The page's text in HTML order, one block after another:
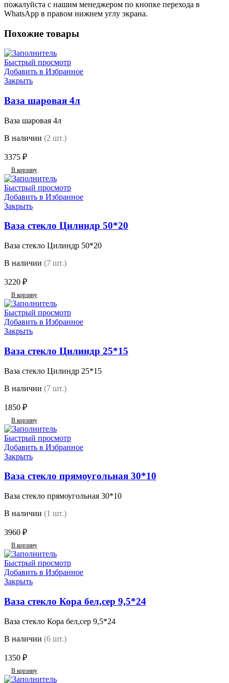
пожалуйста с нашим менеджером по кнопке перехода в
WhatsApp в правом нижнем углу экрана.
Похожие товары
Быстрый просмотр
Добавить в Избранное
Закрыть
Ваза шаровая 4л
Ваза шаровая 4л
В наличии (2 шт.)
3375 ₽
В корзину
Быстрый просмотр
Добавить в Избранное
Закрыть
Ваза стекло Цилиндр 50*20
Ваза стекло Цилиндр 50*20
В наличии (7 шт.)
3220 ₽
В корзину
Быстрый просмотр
Добавить в Избранное
Закрыть
Ваза стекло Цилиндр 25*15
Ваза стекло Цилиндр 25*15
В наличии (7 шт.)
1850 ₽
В корзину
Быстрый просмотр
Добавить в Избранное
Закрыть
Ваза стекло прямоугольная 30*10
Ваза стекло прямоугольная 30*10
В наличии (1 шт.)
3960 ₽
В корзину
Быстрый просмотр
Добавить в Избранное
Закрыть
Ваза стекло Кора бел,сер 9,5*24
Ваза стекло Кора бел,сер 9,5*24
В наличии (6 шт.)
1350 ₽
В корзину